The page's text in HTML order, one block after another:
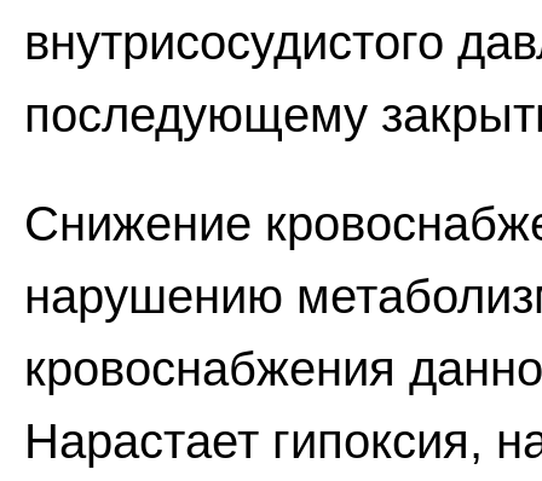
внутрисосудистого
последующему
Снижение
нарушению
кровоснабжения
Нарастает гипоксия,